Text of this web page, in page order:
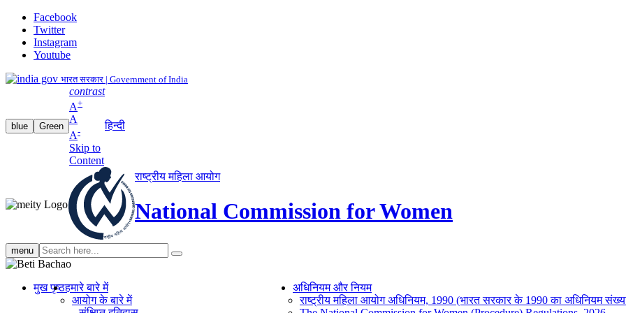
Facebook
Twitter
Instagram
Youtube
भारत सरकार | Government of India
blue Green
contrast
A+
A
A-
Skip to
Content
हिन्दी
राष्ट्रीय महिला आयोग
National Commission for Women
menu Search
search
मुख पृष्ठहमारे बारे में
आयोग के बारे में
अधिनियम और नियम
राष्ट्रीय महिला आयोग अधिनियम, 1990 (भारत सरकार के 1990 का अधिनियम